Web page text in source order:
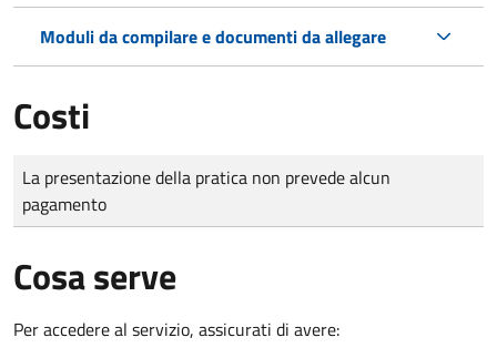
Moduli da compilare e documenti da allegare
Costi
Tipo di pagamento
Importo
La presentazione della pratica non prevede alcun
pagamento
Cosa serve
Per accedere al servizio, assicurati di avere: